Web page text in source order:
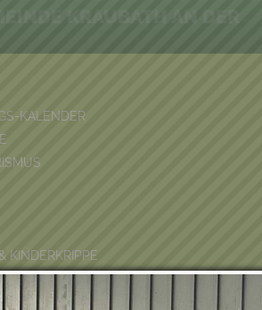
KALENDER
KINDERKRIPPE